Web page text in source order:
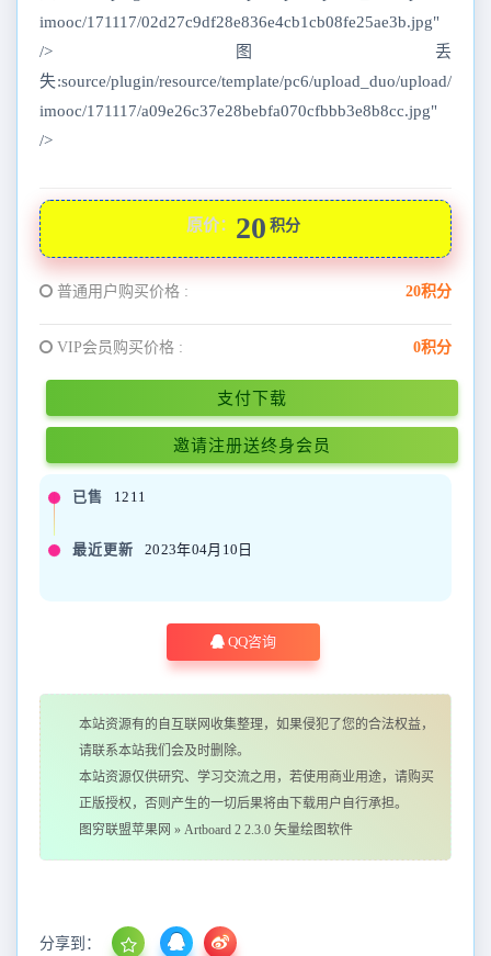
imooc/171117/02d27c9df28e836e4cb1cb08fe25ae3b.jpg"
/>图丢
失:source/plugin/resource/template/pc6/upload_duo/upload/
imooc/171117/a09e26c37e28bebfa070cfbbb3e8b8cc.jpg"
/>
原价： 20 积分
普通用户购买价格 : 20积分
VIP会员购买价格 : 0积分
支付下载
邀请注册送终身会员
已售 1211
最近更新 2023年04月10日
QQ咨询
本站资源有的自互联网收集整理，如果侵犯了您的合法权益，
请联系本站我们会及时删除。
本站资源仅供研究、学习交流之用，若使用商业用途，请购买
正版授权，否则产生的一切后果将由下载用户自行承担。
图穷联盟苹果网 » Artboard 2 2.3.0 矢量绘图软件
分享到：